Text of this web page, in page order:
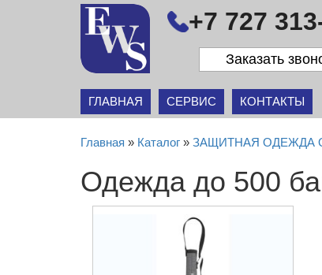
ГЛАВНАЯ СЕРВИС КОНТАКТЫ
+7 727
Заказать
Главная » Каталог » ЗАЩИТНАЯ ОДЕЖДА
Одежда до 500